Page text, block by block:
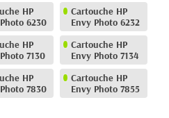
HP
6230
Cartouche HP
Envy Photo 6232
HP
7130
Cartouche HP
Envy Photo 7134
HP
7830
Cartouche HP
Envy Photo 7855